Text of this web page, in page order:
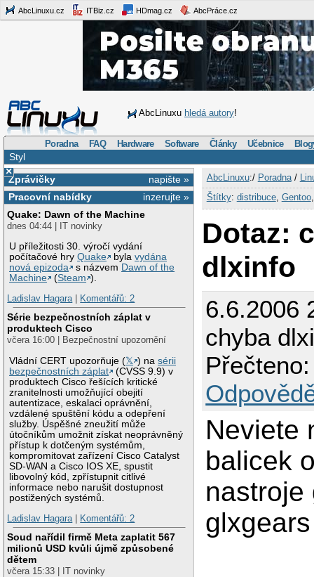
AbcLinuxu.cz ITBiz.cz HDmag.cz AbcPráce.cz
AbcLinuxu hledá autory!
Poradna FAQ Hardware Software Články Učebnice
Styl
×
napište »
Zprávičky
inzerujte »
Pracovní nabídky
Quake: Dawn of the Machine
dnes 04:44 | IT novinky
U příležitosti 30. výročí vydání
počítačové hryQuake bylavydána
nová epizoda
s názvem Dawn of the
Machine
(Steam ).
Ladislav Hagara| Komentářů: 2
Série bezpečnostních záplat v
produktech Cisco
včera 16:00 | Bezpečnostní upozornění
Vládní CERT upozorňuje (𝕏 ) nasérii
bezpečnostních záplat
(CVSS 9.9) v
produktech Cisco řešících kritické
zranitelnosti umožňující obejití
autentizace, eskalaci oprávnění,
vzdálené spuštění kódu a odepření
služby. Úspěšné zneužití může
útočníkům umožnit získat neoprávněný
přístup k dotčeným systémům,
kompromitovat zařízení Cisco Catalyst
SD-WAN a Cisco IOS XE, spustit
libovolný kód, zpřístupnit citlivé
informace nebo narušit dostupnost
postižených systémů.
Ladislav Hagara| Komentářů: 2
Soud nařídil firmě Meta zaplatit 567
milionů USD kvůli újmě způsobené
dětem
včera 15:33 | IT novinky
AbcLinuxu:/ Poradna/
Štítky: distribuce, Gentoo
Dotaz:
dlxinfo
6.6.2006
chyba
Neviete
balicek
nastroje